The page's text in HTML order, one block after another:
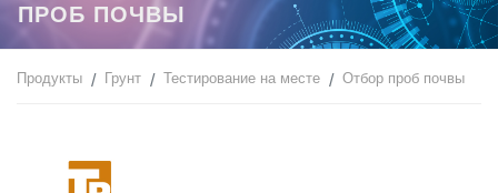
ПРОБ ПОЧВЫ
Продукты Грунт Тестирование на месте Отбор проб почвы